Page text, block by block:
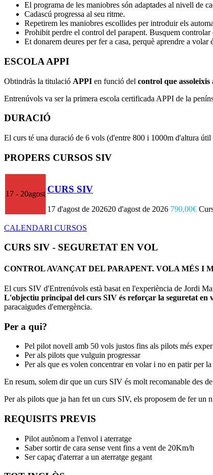
El programa de les maniobres són adaptades al nivell de
Cadascú progressa al seu ritme.
Repetirem les maniobres escollides per introduir els
Prohibit perdre el control del parapent. Busquem controlar
Et donarem deures per fer a casa, perquè aprendre a volar
ESCOLA APPI
Obtindràs la titulació APPI en funció del control que assoleixis
Entrenúvols va ser la primera escola certificada APPI de la
DURACIÓ
El curs té una duració de 6 vols (d'entre 800 i 1000m d'altura
PROPERS CURSOS SIV
17 - 20agost CURS SIV
17 d'agost de 202620 d'agost de 2026 790,00€
CALENDARI CURSOS
CURS SIV - SEGURETAT EN VOL
CONTROL AVANÇAT DEL PARAPENT. VOLA MÉS I
El curs SIV d'Entrenúvols està basat en l'experiència de Jordi
L'objectiu principal del curs SIV és reforçar la seguretat en
paracaigudes d'emergència.
Per a qui?
Pel pilot novell amb 50 vols justos fins als pilots més
Per als pilots que vulguin progressar
Per als que es volen concentrar en volar i no en patir per la
En resum, solem dir que un curs SIV és molt recomanable des
Per als pilots que ja han fet un curs SIV, els proposem de fer un
REQUISITS PREVIS
Pilot autònom a l'envol i aterratge
Saber sortir de cara sense vent fins a vent de 20Km/h
Ser capaç d'aterrar a un aterratge gegant